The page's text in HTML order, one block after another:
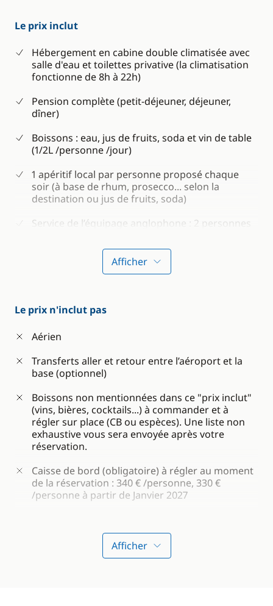
Le prix inclut
Hébergement en cabine double climatisée avec
salle d'eau et toilettes privative (la climatisation
fonctionne de 8h à 22h)
Pension complète (petit-déjeuner, déjeuner,
dîner)
Boissons : eau, jus de fruits, soda et vin de table
(1/2L /personne /jour)
1 apéritif local par personne proposé chaque
soir (à base de rhum, prosecco... selon la
destination ou jus de fruits, soda)
Service de l’équipage anglophone : 2 personnes
3 jeux de draps, serviettes y compris de
serviettes de plage par personne et par semaine
fioul)
Assurance du bateau et des passagers
Sports nautiques à bord : équipement de
plongée libre (palmes, masque et tuba) 2
paddles et kayak de mer
Afficher
Le prix n'inclut pas
Aérien
Transferts aller et retour entre l’aéroport et la
base (optionnel)
Boissons non mentionnées dans ce "prix inclut"
(vins, bières, cocktails...) à commander et à
régler sur place (CB ou espèces). Une liste non
exhaustive vous sera envoyée après votre
réservation.
Caisse de bord (obligatoire) à régler au moment
de la réservation : 340 € /personne, 330 €
/personne à partir de Janvier 2027
(végétarien, pescétarien, vegan, sans gluten,
diabétique, sans poisson/fruits de mer, sans
lactose, sans produit laitier) : 170 € /personne
Afficher